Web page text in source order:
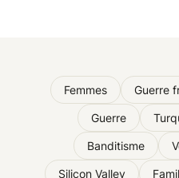
Femmes Guerre
Guerre
Banditisme
Silicon Valley